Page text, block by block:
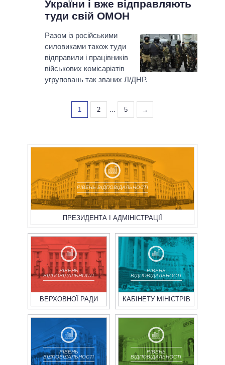
України і вже відправляють
туди свій ОМОН
Разом із російськими
силовиками також туди
відправили і працівників
військових комісаріатів
угруповань так званих Л/ДНР.
1 2 ... 5 →
РІВЕНЬ ВІДПОВІДАЛЬНОСТІ
ПРЕЗИДЕНТА І АДМІНІСТРАЦІЇ
РІВЕНЬ
ВІДПОВІДАЛЬНОСТІ
ВЕРХОВНОЇ РАДИ
РІВЕНЬ
ВІДПОВІДАЛЬНОСТІ
КАБІНЕТУ МІНІСТРІВ
РІВЕНЬ
ВІДПОВІДАЛЬНОСТІ
РІВЕНЬ
ВІДПОВІДАЛЬНОСТІ